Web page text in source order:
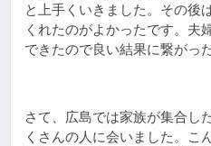
と上手くいきました。その後
くれたのがよかったです。夫
できたので良い結果に繋がっ
さて、広島では家族が集合し
くさんの人に会いました。こ